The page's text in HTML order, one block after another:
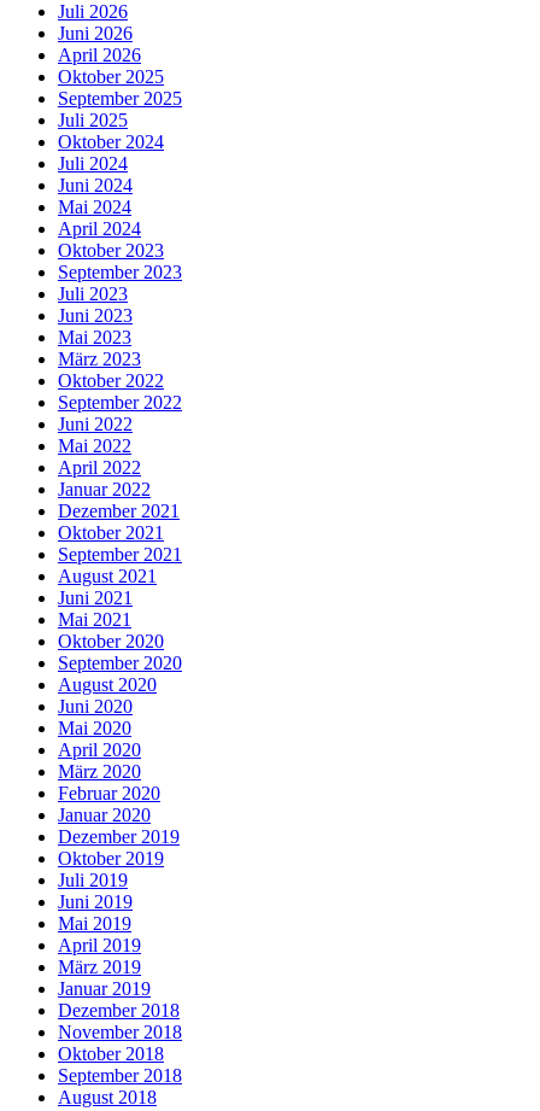
Juli 2026
Juni 2026
April 2026
Oktober 2025
September 2025
Juli 2025
Oktober 2024
Juli 2024
Juni 2024
Mai 2024
April 2024
Oktober 2023
September 2023
Juli 2023
Juni 2023
Mai 2023
März 2023
Oktober 2022
September 2022
Juni 2022
Mai 2022
April 2022
Januar 2022
Dezember 2021
Oktober 2021
September 2021
August 2021
Juni 2021
Mai 2021
Oktober 2020
September 2020
August 2020
Juni 2020
Mai 2020
April 2020
März 2020
Februar 2020
Januar 2020
Dezember 2019
Oktober 2019
Juli 2019
Juni 2019
Mai 2019
April 2019
März 2019
Januar 2019
Dezember 2018
November 2018
Oktober 2018
September 2018
August 2018